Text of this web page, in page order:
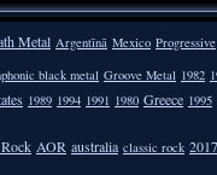
Metal Argentīnā Mexico Progressive
black metal Groove Metal 1982
1989 1994 1991 1980 Greece 1995
AOR australia classic rock 2017